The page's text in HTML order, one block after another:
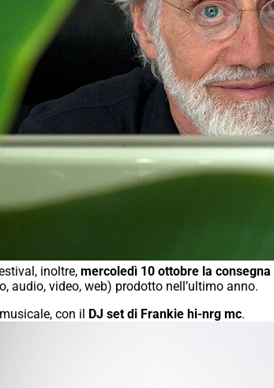
inoltre, mercoledì 10 ottobre la
audio, video, web) prodotto nell’ultimo anno.
con il DJ set di Frankie hi-nrg mc.